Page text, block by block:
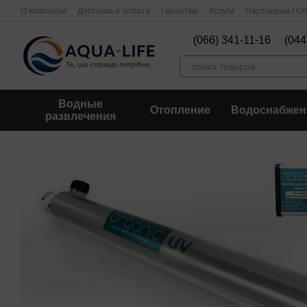
Перейти к основному контенту
О компании Доставка и оплата Гарантии Услуги Партнерам /
(066) 341-11-16
Водные
развлечения
Отопление